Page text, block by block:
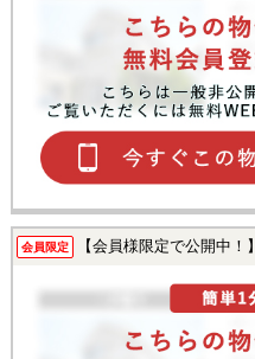
会員限定 【会員様限定で公開中！】